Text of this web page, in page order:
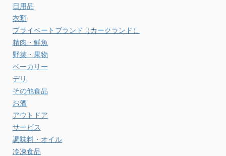
日用品
衣類
プライベートブランド（カークランド）
精肉・鮮魚
野菜・果物
ベーカリー
デリ
その他食品
お酒
アウトドア
サービス
調味料・オイル
冷凍食品